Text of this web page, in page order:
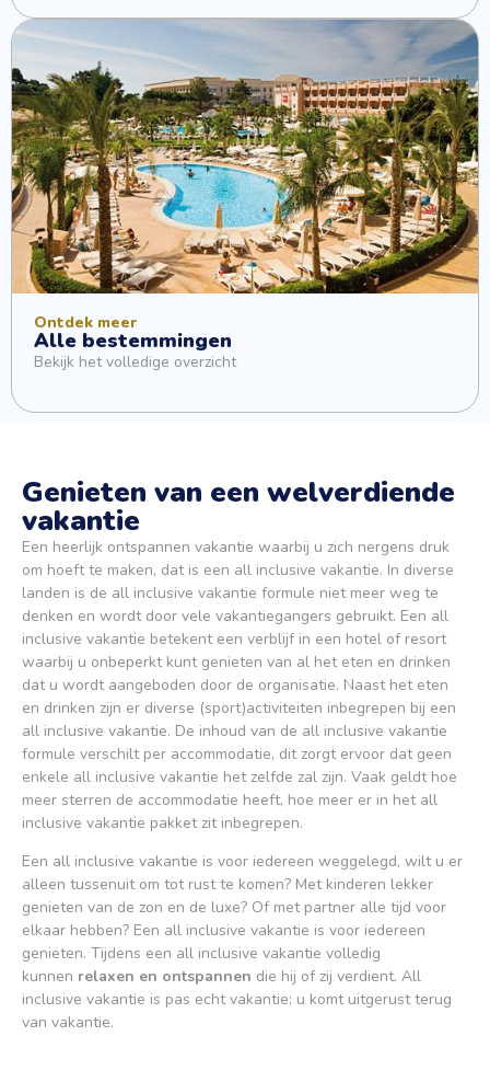
Ontdek meer
Alle bestemmingen
Bekijk het volledige overzicht
Genieten van een welverdiende
vakantie​
Een heerlijk ontspannen vakantie waarbij u zich nergens druk
om hoeft te maken, dat is een all inclusive vakantie. In diverse
landen is de all inclusive vakantie formule niet meer weg te
denken en wordt door vele vakantiegangers gebruikt. Een all
inclusive vakantie betekent een verblijf in een hotel of resort
waarbij u onbeperkt kunt genieten van al het eten en drinken
dat u wordt aangeboden door de organisatie. Naast het eten
en drinken zijn er diverse (sport)activiteiten inbegrepen bij een
all inclusive vakantie. De inhoud van de all inclusive vakantie
formule verschilt per accommodatie, dit zorgt ervoor dat geen
enkele all inclusive vakantie het zelfde zal zijn. Vaak geldt hoe
meer sterren de accommodatie heeft, hoe meer er in het all
inclusive vakantie pakket zit inbegrepen.
Een all inclusive vakantie is voor iedereen weggelegd, wilt u er
alleen tussenuit om tot rust te komen? Met kinderen lekker
genieten van de zon en de luxe? Of met partner alle tijd voor
elkaar hebben? Een all inclusive vakantie is voor iedereen
genieten. Tijdens een all inclusive vakantie volledig
kunnen relaxen en ontspannen die hij of zij verdient. All
inclusive vakantie is pas echt vakantie; u komt uitgerust terug
van vakantie.